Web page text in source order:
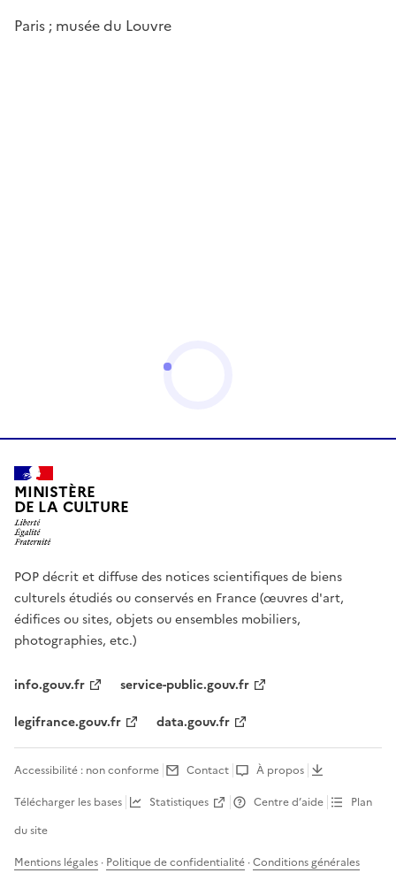
Paris ; musée du Louvre
MINISTÈRE
DE LA CULTURE
POP décrit et diffuse des notices scientifiques de biens
culturels étudiés ou conservés en France (œuvres d'art,
édifices ou sites, objets ou ensembles mobiliers,
photographies, etc.)
info.gouv.fr
service-public.gouv.fr
legifrance.gouv.fr
data.gouv.fr
Accessibilité : non conforme Contact
À propos
Télécharger les bases
Statistiques Centre d’aide
Plan
du site
Mentions légales · Politique de confidentialité ·Conditions générales